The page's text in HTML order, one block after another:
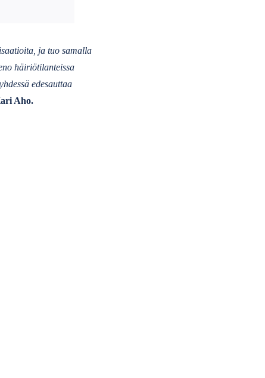
ja tuo samalla
häiriötilanteissa
edesauttaa
Aho.